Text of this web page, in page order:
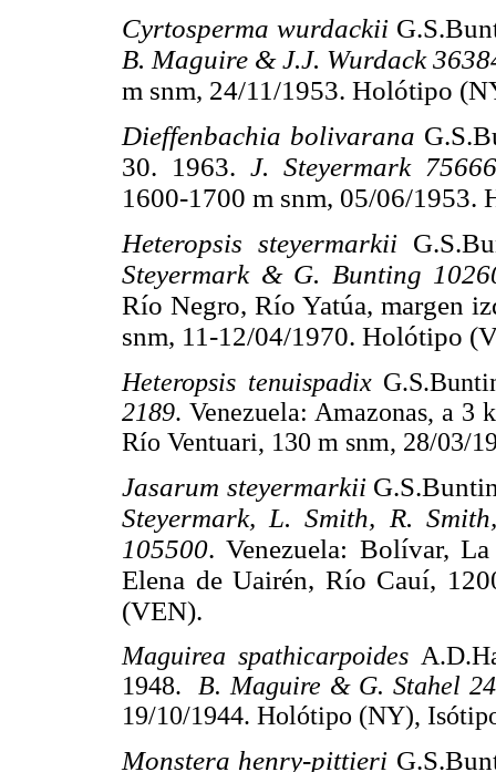
Cyrtosperma wurdackii
B. Maguire & J.J. Wurdack
m snm, 24/11/1953. Holótipo
Dieffenbachia bolivarana
30. 1963. J. Steyermark 75666
1600-1700 m snm, 05/06/1953.
Heteropsis steyermarkii
Steyermark & G. Bunting
Río Negro, Río Yatúa, margen
snm, 11-12/04/1970. Holótipo
Heteropsis tenuispadix
2189. Venezuela: Amazonas, a 3
Río Ventuari, 130 m snm, 28/03/
Jasarum steyermarkii
Steyermark, L. Smith, R.
105500. Venezuela: Bolívar, La
Elena de Uairén, Río Cauí,
(VEN).
Maguirea spathicarpoides
1948. B. Maguire & G. Stahel
19/10/1944. Holótipo (NY),
Monstera henry-pittieri